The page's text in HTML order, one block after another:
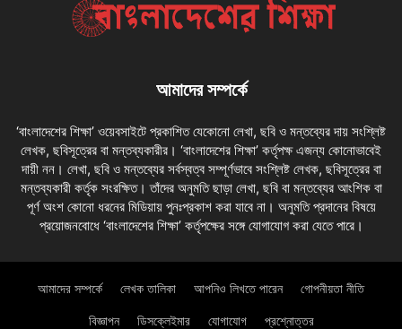
আমাদের সম্পর্কে
‘বাংলাদেশের শিক্ষা’ ওয়েবসাইটে প্রকাশিত যেকোনো লেখা, ছবি ও মন্তব্যের দায় সংশ্লিষ্ট
লেখক, ছবিসূত্রের বা মন্তব্যকারীর। ‘বাংলাদেশের শিক্ষা’ কর্তৃপক্ষ এজন্য কোনোভাবেই
দায়ী নন। লেখা, ছবি ও মন্তব্যের সর্বস্বত্ব সম্পূর্ণভাবে সংশ্লিষ্ট লেখক, ছবিসূত্রের বা
মন্তব্যকারী কর্তৃক সংরক্ষিত। তাঁদের অনুমতি ছাড়া লেখা, ছবি বা মন্তব্যের আংশিক বা
পূর্ণ অংশ কোনো ধরনের মিডিয়ায় পুনঃপ্রকাশ করা যাবে না। অনুমতি প্রদানের বিষয়ে
প্রয়োজনবোধে ‘বাংলাদেশের শিক্ষা’ কর্তৃপক্ষের সঙ্গে যোগাযোগ করা যেতে পারে।
আমাদের সম্পর্কে লেখক তালিকা আপনিও লিখতে পারেন গোপনীয়তা নীতি
বিজ্ঞাপন ডিসক্লেইমার যোগাযোগ প্রশ্নোত্তর